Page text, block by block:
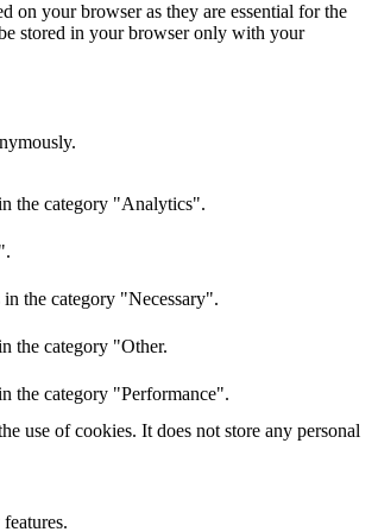
on your browser as they are essential for the
stored in your browser only with your
the category "Analytics".
the category "Necessary".
the category "Other.
the category "Performance".
use of cookies. It does not store any personal